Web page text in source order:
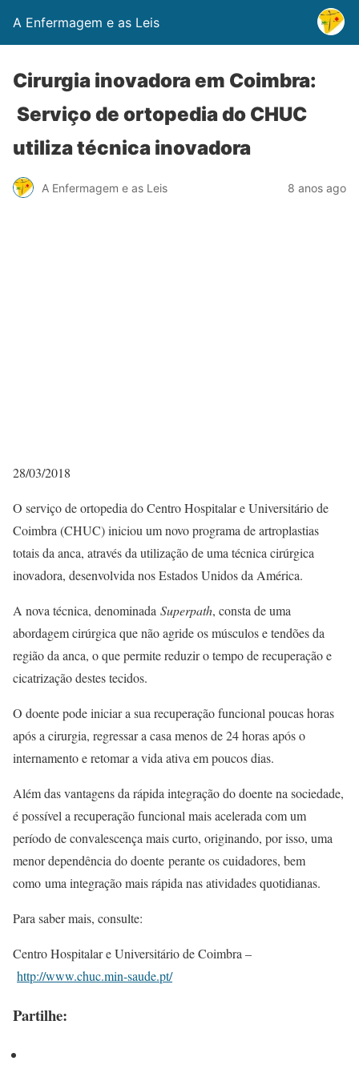
A Enfermagem e as Leis
Cirurgia inovadora em Coimbra:
Serviço de ortopedia do CHUC
utiliza técnica inovadora
A Enfermagem e as Leis 8 anos ago
28/03/2018
O serviço de ortopedia do Centro Hospitalar e Universitário de
Coimbra (CHUC) iniciou um novo programa de artroplastias
totais da anca, através da utilização de uma técnica cirúrgica
inovadora, desenvolvida nos Estados Unidos da América.
A nova técnica, denominada Superpath, consta de uma
abordagem cirúrgica que não agride os músculos e tendões da
região da anca, o que permite reduzir o tempo de recuperação e
cicatrização destes tecidos.
O doente pode iniciar a sua recuperação funcional poucas horas
após a cirurgia, regressar a casa menos de 24 horas após o
internamento e retomar a vida ativa em poucos dias.
Além das vantagens da rápida integração do doente na sociedade,
é possível a recuperação funcional mais acelerada com um
período de convalescença mais curto, originando, por isso, uma
menor dependência do doente perante os cuidadores, bem
como uma integração mais rápida nas atividades quotidianas.
Para saber mais, consulte:
Centro Hospitalar e Universitário de Coimbra –
http://www.chuc.min-saude.pt/
Partilhe: